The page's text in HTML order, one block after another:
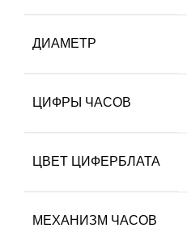
ДИАМЕТР
ЦИФРЫ ЧАСОВ
ЦВЕТ ЦИФЕРБЛАТА
МЕХАНИЗМ ЧАСОВ